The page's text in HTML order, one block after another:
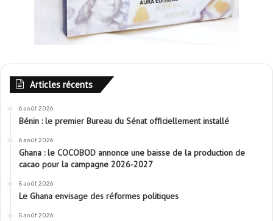
Articles récents
6 août 2026
Bénin : le premier Bureau du Sénat officiellement installé
6 août 2026
Ghana : le COCOBOD annonce une baisse de la production de
cacao pour la campagne 2026-2027
5 août 2026
Le Ghana envisage des réformes politiques
5 août 2026